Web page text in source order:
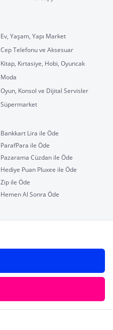
Ev, Yaşam, Yapı Market
Cep Telefonu ve Aksesuar
Kitap, Kırtasiye, Hobi, Oyuncak
Moda
Oyun, Konsol ve Dijital Servisler
Süpermarket
Bankkart Lira ile Öde
ParafPara ile Öde
Pazarama Cüzdan ile Öde
Hediye Puan Pluxee ile Öde
Zip ile Öde
Hemen Al Sonra Öde